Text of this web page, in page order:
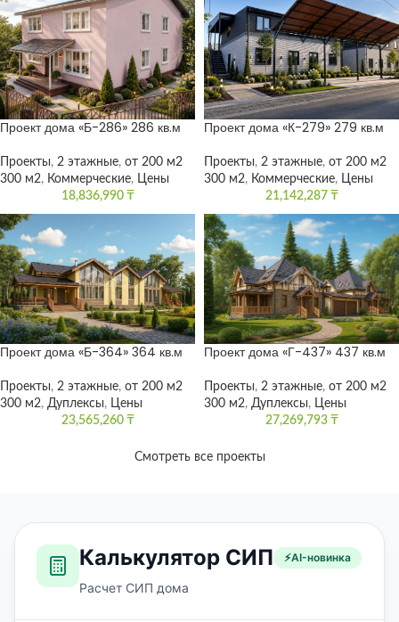
Проект дома «Б-286» 286 кв.м
Проекты, 2 этажные, от 200 м2
300 м2, Коммерческие, Цены
18,836,990 ₸
Проект дома «К-279» 279 кв.м
Проекты, 2 этажные, от 200 м2
300 м2, Коммерческие, Цены
21,142,287 ₸
Проект дома «Б-364» 364 кв.м
Проекты, 2 этажные, от 200 м2
300 м2, Дуплексы, Цены
23,565,260 ₸
Проект дома «Г-437» 437 кв.м
Проекты, 2 этажные, от 200 м2
300 м2, Дуплексы, Цены
27,269,793 ₸
Смотреть все проекты